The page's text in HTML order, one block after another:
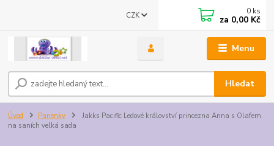
Menu
CZK
Hledat
0 ks
za 0,00 Kč
Úvod Panenky
Jakks Pacific Ledové království princezna Anna s Olafem
na saních velká sada